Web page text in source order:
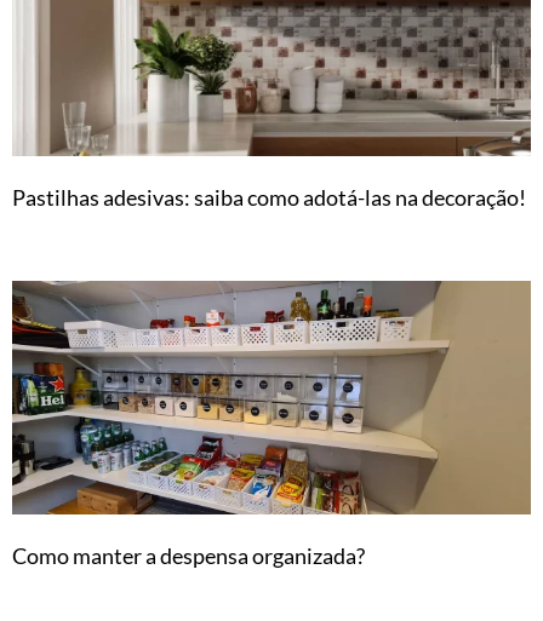
Pastilhas adesivas: saiba como adotá-las na decoração!
Como manter a despensa organizada?